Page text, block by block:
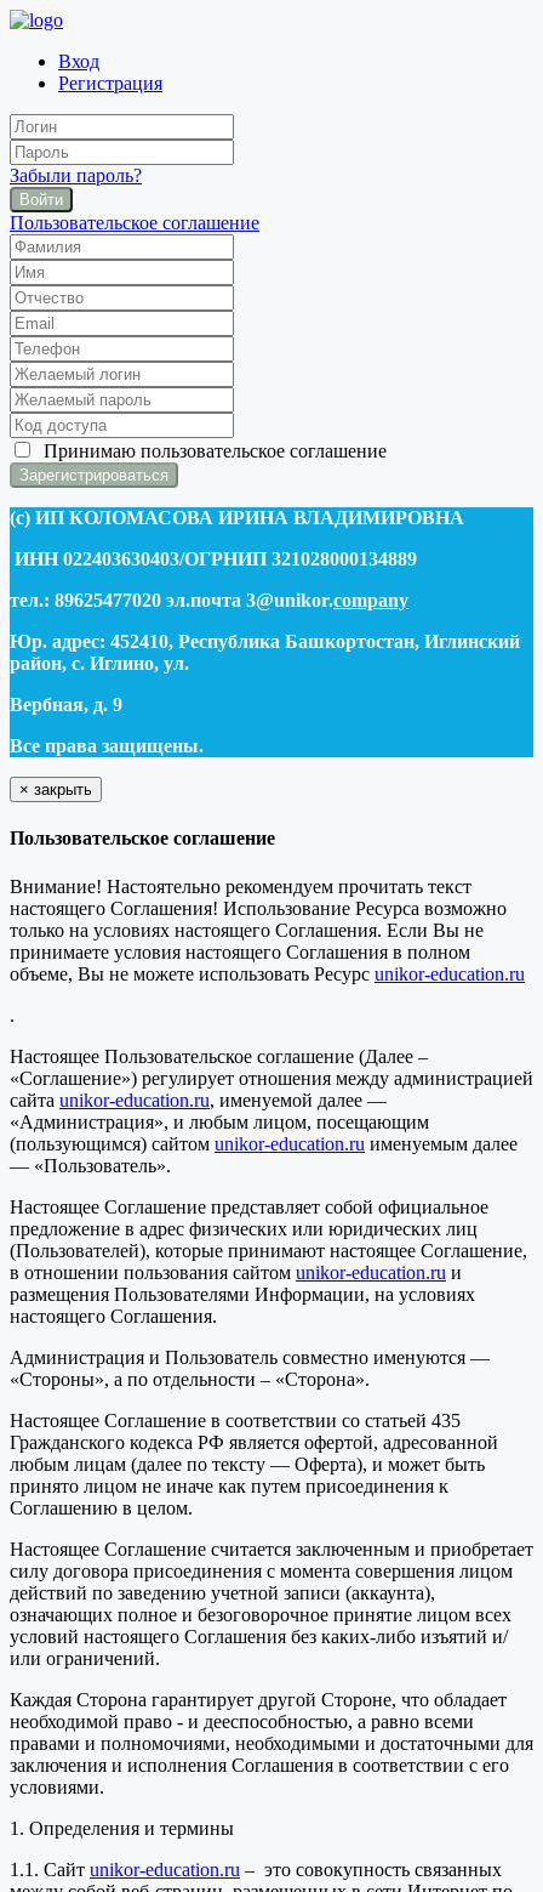
Вход
Регистрация
Забыли пароль?
Войти
Пользовательское соглашение
Принимаю пользовательское соглашение
(c) ИП КОЛОМАСОВА ИРИНА ВЛАДИМИРОВНА
ИНН 022403630403/ОГРНИП 321028000134889
тел.: 89625477020 эл.почта 3@unikor.company
Юр. адрес: 452410, Республика Башкортостан, Иглинский
район, с. Иглино, ул.
Вербная, д. 9
Все права защищены.
× закрыть
Пользовательское соглашение
Внимание! Настоятельно рекомендуем прочитать текст
настоящего Соглашения! Использование Ресурса возможно
только на условиях настоящего Соглашения. Если Вы не
принимаете условия настоящего Соглашения в полном
объеме, Вы не можете использовать Ресурс unikor-education.ru
.
Настоящее Пользовательское соглашение (Далее –
«Соглашение») регулирует отношения между администрацией
сайта unikor-education.ru, именуемой далее —
«Администрация», и любым лицом, посещающим
(пользующимся) сайтом unikor-education.ru именуемым далее
— «Пользователь».
Настоящее Соглашение представляет собой официальное
предложение в адрес физических или юридических лиц
(Пользователей), которые принимают настоящее Соглашение,
в отношении пользования сайтом unikor-education.ru и
размещения Пользователями Информации, на условиях
настоящего Соглашения.
Администрация и Пользователь совместно именуются —
«Стороны», а по отдельности – «Сторона».
Настоящее Соглашение в соответствии со статьей 435
Гражданского кодекса РФ является офертой, адресованной
любым лицам (далее по тексту — Оферта), и может быть
принято лицом не иначе как путем присоединения к
Соглашению в целом.
Настоящее Соглашение считается заключенным и приобретает
силу договора присоединения с момента совершения лицом
действий по заведению учетной записи (аккаунта),
означающих полное и безоговорочное принятие лицом всех
условий настоящего Соглашения без каких-либо изъятий и/
или ограничений.
Каждая Сторона гарантирует другой Стороне, что обладает
необходимой право - и дееспособностью, а равно всеми
правами и полномочиями, необходимыми и достаточными для
заключения и исполнения Соглашения в соответствии с его
условиями.
1. Определения и термины
1.1. Сайт unikor-education.ru – это совокупность связанных